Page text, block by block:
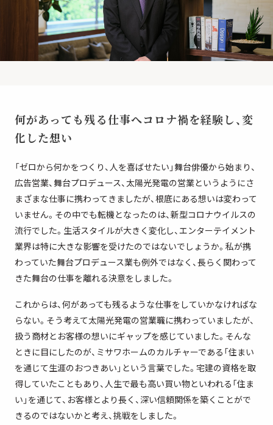
何があっても残る仕事へコロナ禍を経験し、変
化した想い
「ゼロから何かをつくり、人を喜ばせたい」舞台俳優から始まり、
広告営業、舞台プロデュース、太陽光発電の営業というようにさ
まざまな仕事に携わってきましたが、根底にある想いは変わって
いません。その中でも転機となったのは、新型コロナウイルスの
流行でした。生活スタイルが大きく変化し、エンターテイメント
業界は特に大きな影響を受けたのではないでしょうか。私が携
わっていた舞台プロデュース業も例外ではなく、長らく関わって
きた舞台の仕事を離れる決意をしました。
これからは、何があっても残るような仕事をしていかなければな
らない。そう考えて太陽光発電の営業職に携わっていましたが、
扱う商材とお客様の想いにギャップを感じていました。そんな
ときに目にしたのが、ミサワホームのカルチャーである「住まい
を通じて生涯のおつきあい」という言葉でした。宅建の資格を取
得していたこともあり、人生で最も高い買い物といわれる「住ま
い」を通じて、お客様とより長く、深い信頼関係を築くことがで
きるのではないかと考え、挑戦をしました。